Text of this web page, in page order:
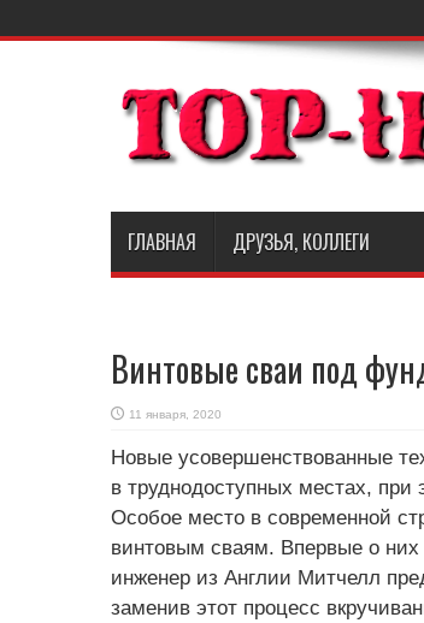
ГЛАВНАЯ ДРУЗЬЯ, КОЛЛЕГИ
Винтовые сваи под
11 января, 2020
Новые усовершенствованные
в труднодоступных местах,
Особое место в современной
винтовым сваям. Впервые о них
инженер из Англии Митчелл
заменив этот процесс